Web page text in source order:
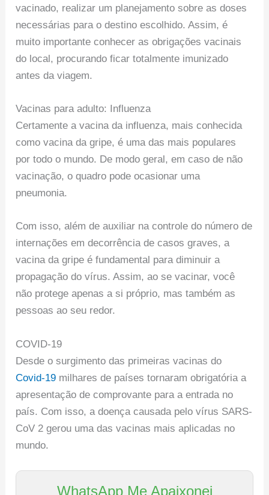
vacinado, realizar um planejamento sobre as doses
necessárias para o destino escolhido. Assim, é
muito importante conhecer as obrigações vacinais
do local, procurando ficar totalmente imunizado
antes da viagem.
Vacinas para adulto: Influenza
Certamente a vacina da influenza, mais conhecida
como vacina da gripe, é uma das mais populares
por todo o mundo. De modo geral, em caso de não
vacinação, o quadro pode ocasionar uma
pneumonia.
Com isso, além de auxiliar na controle do número de
internações em decorrência de casos graves, a
vacina da gripe é fundamental para diminuir a
propagação do vírus. Assim, ao se vacinar, você
não protege apenas a si próprio, mas também as
pessoas ao seu redor.
COVID-19
Desde o surgimento das primeiras vacinas do
Covid-19 milhares de países tornaram obrigatória a
apresentação de comprovante para a entrada no
país. Com isso, a doença causada pelo vírus SARS-
CoV 2 gerou uma das vacinas mais aplicadas no
mundo.
WhatsApp Me Apaixonei